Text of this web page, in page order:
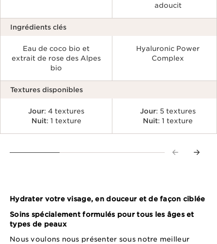
adoucit
Ingrédients clés
Eau de coco bio et
extrait de rose des Alpes
bio
Hyaluronic Power
Complex
Textures disponibles
Jour: 4 textures
Nuit: 1 texture
Jour: 5 textures
Nuit: 1 texture
Hydrater votre visage, en douceur et de façon ciblée
Soins spécialement formulés pour tous les âges et
types de peaux
Nous voulons nous présenter sous notre meilleur